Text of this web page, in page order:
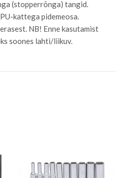
(stopperrõnga) tangid.
kattega pidemeosa.
NB! Enne kasutamist
soones lahti/liikuv.